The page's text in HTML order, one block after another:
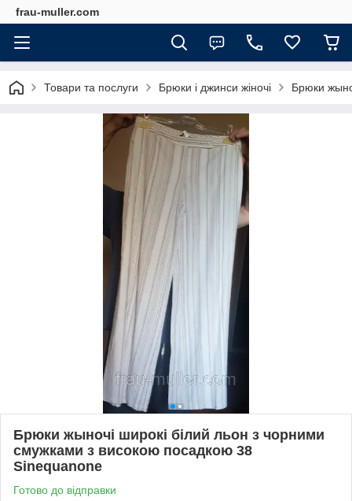
frau-muller.com
Товари та послуги Брюки і джинси жіночі Брюки
Брюки жыночі широкі білий льон з чорними
смужками з високою посадкою 38
Sinequanone
Готово до відправки